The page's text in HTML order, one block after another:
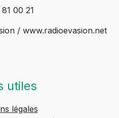
00 21
/ www.radioevasion.net
utiles
légales